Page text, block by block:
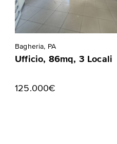
Bagheria, PA
Ufficio, 86mq, 3 Locali
125.000€